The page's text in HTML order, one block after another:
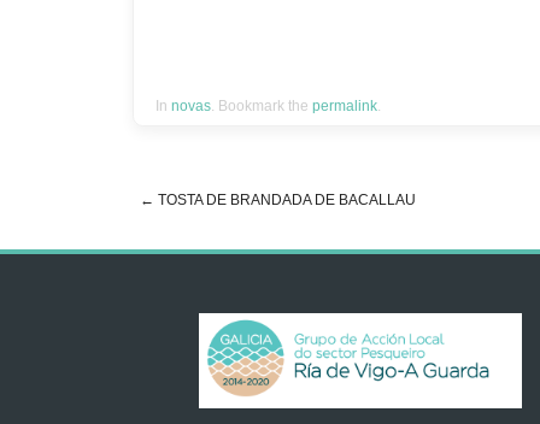
In novas . Bookmark the permalink
← TOSTA DE BRANDADA DE BACALLAU